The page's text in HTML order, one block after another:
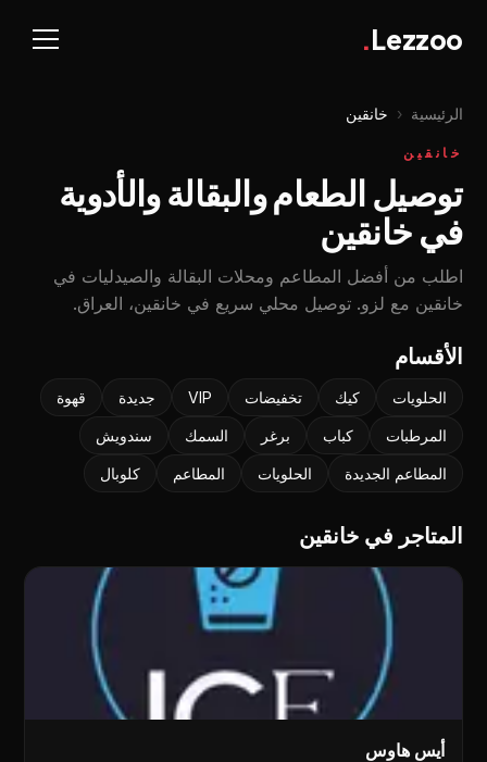
Lezzoo
.
الرئيسية ‹ خانقين
خانقين
توصيل الطعام والبقالة والأدوية
في خانقين
اطلب من أفضل المطاعم ومحلات البقالة والصيدليات في
خانقين مع لزو. توصيل محلي سريع في خانقين، العراق.
الأقسام
الحلويات كيك تخفيضات VIP جديدة قهوة
المرطبات كباب برغر السمك سندويش
المطاعم الجديدة الحلويات المطاعم کلوبال
المتاجر في خانقين
أيس هاوس